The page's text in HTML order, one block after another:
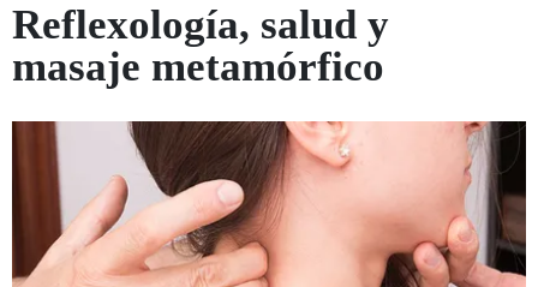
Reflexología, salud y
masaje metamórfico